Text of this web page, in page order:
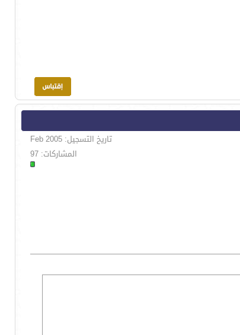
تاريخ التسجيل: Feb 2005
المشاركات: 97